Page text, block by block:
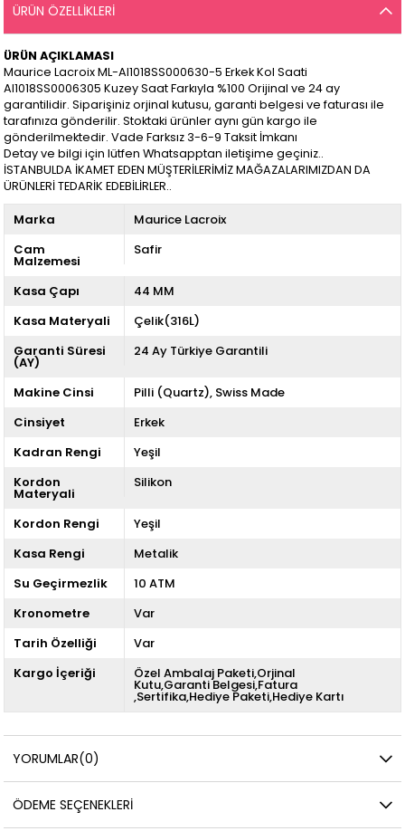
ÜRÜN ÖZELLIKLERI
ÜRÜN AÇIKLAMASI
Maurice Lacroix ML-AI1018SS000630-5 Erkek Kol Saati
AI1018SS0006305 Kuzey Saat Farkıyla %100 Orijinal ve 24 ay
garantilidir. Siparişiniz orjinal kutusu, garanti belgesi ve faturası ile
tarafınıza gönderilir. Stoktaki ürünler aynı gün kargo ile
gönderilmektedir. Vade Farksız 3-6-9 Taksit İmkanı
Detay ve bilgi için lütfen Whatsapptan iletişime geçiniz..
İSTANBULDA İKAMET EDEN MÜŞTERİLERİMİZ MAĞAZALARIMIZDAN DA
ÜRÜNLERİ TEDARİK EDEBİLİRLER..
Marka
Maurice Lacroix
Cam
Malzemesi
Safir
Kasa Çapı
44 MM
Kasa Materyali
Çelik(316L)
Garanti Süresi
(AY)
24 Ay Türkiye Garantili
Makine Cinsi Pilli (Quartz) Swiss Made
Cinsiyet
Erkek
Kadran Rengi
Yeşil
Kordon
Materyali
Silikon
Kordon Rengi
Yeşil
Kasa Rengi
Metalik
Su Geçirmezlik
10 ATM
Kronometre
Var
Tarih Özelliği
Var
Kargo İçeriği
Özel Ambalaj Paketi,Orjinal
Kutu,Garanti Belgesi,Fatura
,Sertifika,Hediye Paketi,Hediye Kartı
YORUMLAR(0)
ÖDEME SEÇENEKLERI